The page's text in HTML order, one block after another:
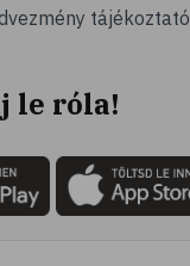
tájékoztató
le róla!